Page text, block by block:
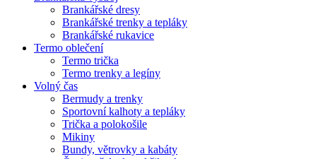
Brankářské dresy
Brankářské trenky a tepláky
Brankářské rukavice
Termo oblečení
Termo trička
Termo trenky a legíny
Volný čas
Bermudy a trenky
Sportovní kalhoty a tepláky
Trička a polokošile
Mikiny
Bundy, větrovky a kabáty